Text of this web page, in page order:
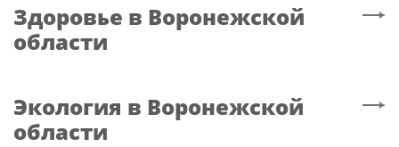
Здоровье в Воронежской
области
Экология в Воронежской
области